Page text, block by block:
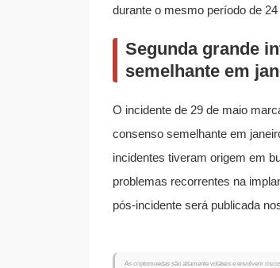
durante o mesmo período de
Segunda grande
semelhante em
O incidente de 29 de maio
consenso semelhante em
incidentes tiveram origem em
problemas recorrentes na
pós-incidente será publicada
As criptomoedas são altamente voláteis e envolvem